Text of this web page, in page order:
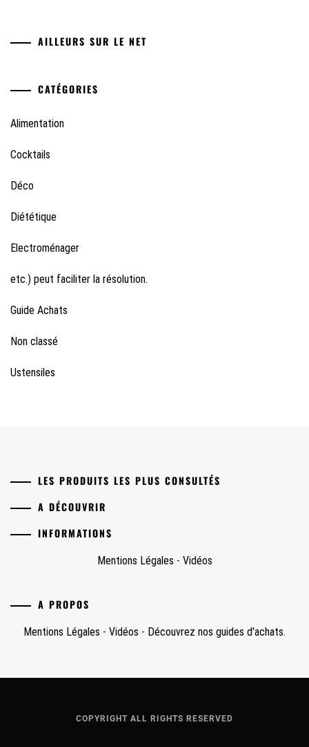
AILLEURS SUR LE NET
CATÉGORIES
Alimentation
Cocktails
Déco
Diététique
Electroménager
etc.) peut faciliter la résolution.
Guide Achats
Non classé
Ustensiles
LES PRODUITS LES PLUS CONSULTÉS
A DÉCOUVRIR
INFORMATIONS
Mentions Légales - Vidéos
A PROPOS
Mentions Légales - Vidéos - Découvrez nos guides d'achats.
COPYRIGHT ALL RIGHTS RESERVED